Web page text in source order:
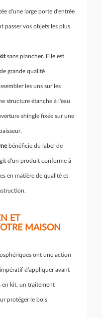
d'une large porte d'entrée
passer vos objets les plus
sans plancher. Elle est
grande qualité
les uns sur les
structure étanche à l'eau
shingle fixée sur une
bénéficie du label de
d'un produit conforme à
en matière de qualité et
ET
MAISON
ont une action
d'appliquer avant
en kit, un traitement
protéger le bois